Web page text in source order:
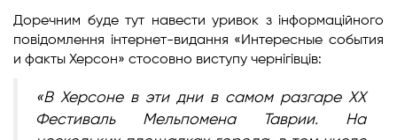
Доречним буде тут навести уривок з інформаційного
повідомлення інтернет-видання «Интересные события
и факты Херсон» стосовно виступу чернігівців:
«В Херсоне в эти дни в самом разгаре ХХ
Фестиваль Мельпомена Таврии. На